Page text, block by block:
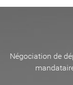
Négociation de